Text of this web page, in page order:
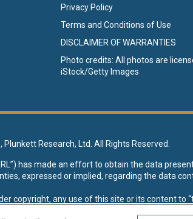
Privacy Policy
Terms and Conditions of Use
DISCLAIMER OF WARRANTIES
Photo credits: All photos are
iStock/Getty Images
Plunkett Research, Ltd. All Rights Reserved.
has made an effort to obtain the data
expressed or implied, regarding the data
copyright, any use of this site or its content